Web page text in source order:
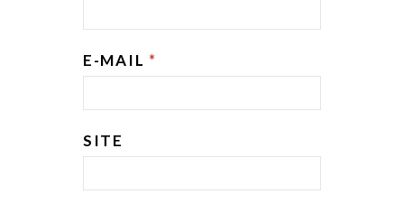
E-MAIL *
SITE